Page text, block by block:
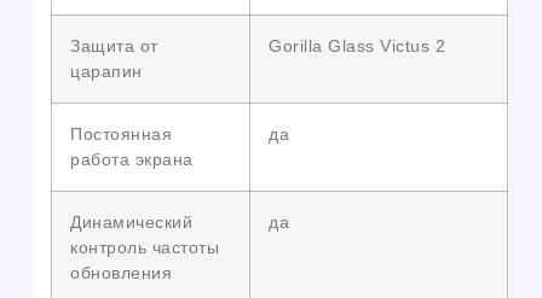
Защита от
царапин
Gorilla Glass Victus 2
Постоянная
работа экрана
да
Динамический
контроль частоты
обновления
да